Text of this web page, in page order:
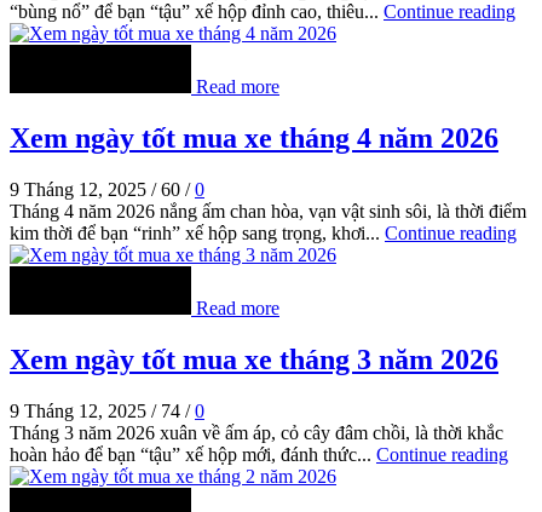
“bùng nổ” để bạn “tậu” xế hộp đỉnh cao, thiêu... Continue reading
Read more
Xem ngày tốt mua xe tháng 4 năm 2026
9 Tháng 12, 2025 / 60 / 0
Tháng 4 năm 2026 nắng ấm chan hòa, vạn vật sinh sôi, là thời điểm
kim thời để bạn “rinh” xế hộp sang trọng, khơi... Continue reading
Read more
Xem ngày tốt mua xe tháng 3 năm 2026
9 Tháng 12, 2025 / 74 / 0
Tháng 3 năm 2026 xuân về ấm áp, cỏ cây đâm chồi, là thời khắc
hoàn hảo để bạn “tậu” xế hộp mới, đánh thức... Continue reading